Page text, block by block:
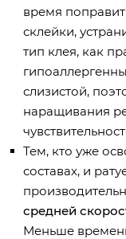
время
склейки,
тип клея, как
слизистой,
наращивания
Тем, кто уже
составах, и
средней
Меньше